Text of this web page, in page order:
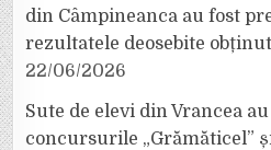
din Câmpineanca au fost
rezultatele deosebite
22/06/2026
Sute de elevi din Vrancea
concursurile „Grămăticel”